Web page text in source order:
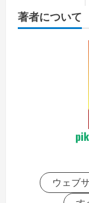
著者について
ウェブ